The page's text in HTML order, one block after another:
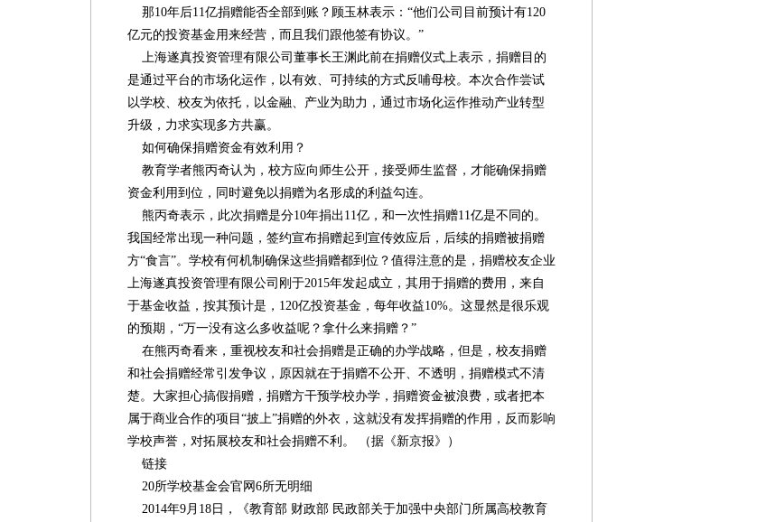
那10年后11亿捐赠能否全部到账？顾玉林表示：“他们公司目前预计有120
亿元的投资基金用来经营，而且我们跟他签有协议。”
上海遂真投资管理有限公司董事长王渊此前在捐赠仪式上表示，捐赠目的
是通过平台的市场化运作，以有效、可持续的方式反哺母校。本次合作尝试
以学校、校友为依托，以金融、产业为助力，通过市场化运作推动产业转型
升级，力求实现多方共赢。
如何确保捐赠资金有效利用？
教育学者熊丙奇认为，校方应向师生公开，接受师生监督，才能确保捐赠
资金利用到位，同时避免以捐赠为名形成的利益勾连。
熊丙奇表示，此次捐赠是分10年捐出11亿，和一次性捐赠11亿是不同的。
我国经常出现一种问题，签约宣布捐赠起到宣传效应后，后续的捐赠被捐赠
方“食言”。学校有何机制确保这些捐赠都到位？值得注意的是，捐赠校友企业
上海遂真投资管理有限公司刚于2015年发起成立，其用于捐赠的费用，来自
于基金收益，按其预计是，120亿投资基金，每年收益10%。这显然是很乐观
的预期，“万一没有这么多收益呢？拿什么来捐赠？”
在熊丙奇看来，重视校友和社会捐赠是正确的办学战略，但是，校友捐赠
和社会捐赠经常引发争议，原因就在于捐赠不公开、不透明，捐赠模式不清
楚。大家担心搞假捐赠，捐赠方干预学校办学，捐赠资金被浪费，或者把本
属于商业合作的项目“披上”捐赠的外衣，这就没有发挥捐赠的作用，反而影响
学校声誉，对拓展校友和社会捐赠不利。 （据《新京报》）
链接
20所学校基金会官网6所无明细
2014年9月18日，《教育部 财政部 民政部关于加强中央部门所属高校教育